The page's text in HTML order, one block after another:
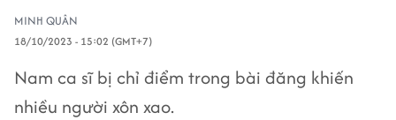
MINH QUÂN
18/10/2023 - 15:02 (GMT+7)
Nam ca sĩ bị chỉ điểm trong bài đăng khiến
nhiều người xôn xao.